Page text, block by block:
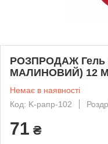
РОЗПРОДАЖ Гель
МАЛИНОВИЙ) 12
Немає в наявності
Код: K-рапр-102
71 ₴